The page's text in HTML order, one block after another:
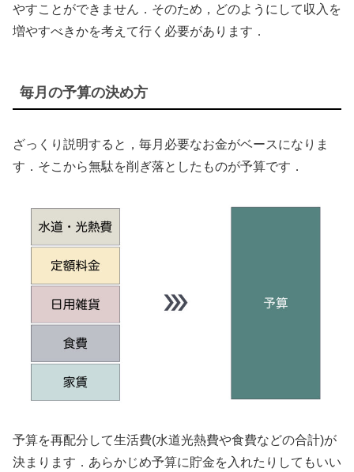
やすことができません．そのため，どのようにして収入を
増やすべきかを考えて行く必要があります．
毎月の予算の決め方
ざっくり説明すると，毎月必要なお金がベースになりま
す．そこから無駄を削ぎ落としたものが予算です．
予算を再配分して生活費(水道光熱費や食費などの合計)が
決まります．あらかじめ予算に貯金を入れたりしてもいい